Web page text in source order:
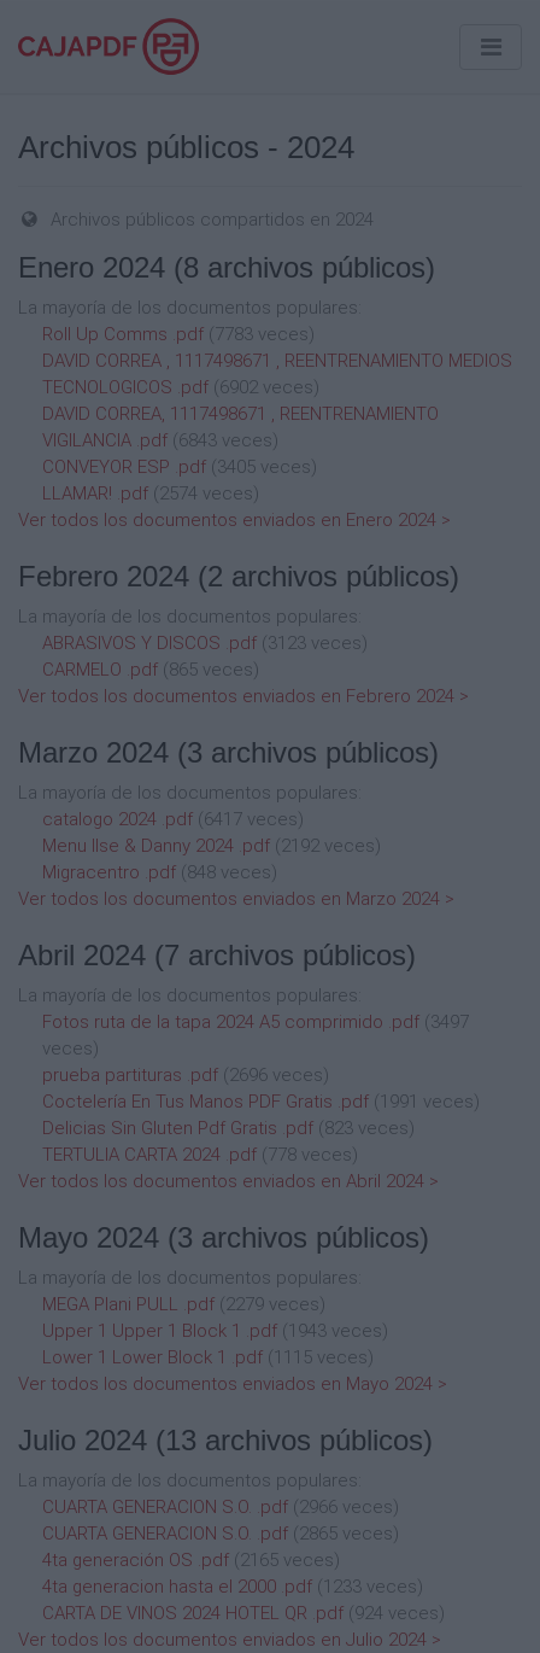
Archivos públicos - 2024
Archivos públicos compartidos en 2024
Enero 2024 (8 archivos públicos)
La mayoría de los documentos populares:
Roll Up Comms .pdf (7783 veces)
DAVID CORREA , 1117498671 , REENTRENAMIENTO MEDIOS
TECNOLOGICOS .pdf (6902 veces)
DAVID CORREA, 1117498671 , REENTRENAMIENTO
VIGILANCIA .pdf (6843 veces)
CONVEYOR ESP .pdf (3405 veces)
LLAMAR! .pdf (2574 veces)
Ver todos los documentos enviados en Enero 2024 >
Febrero 2024 (2 archivos públicos)
La mayoría de los documentos populares:
ABRASIVOS Y DISCOS .pdf (3123 veces)
CARMELO .pdf (865 veces)
Ver todos los documentos enviados en Febrero 2024 >
Marzo 2024 (3 archivos públicos)
La mayoría de los documentos populares:
catalogo 2024 .pdf (6417 veces)
Menu Ilse & Danny 2024 .pdf (2192 veces)
Migracentro .pdf (848 veces)
Ver todos los documentos enviados en Marzo 2024 >
Abril 2024 (7 archivos públicos)
La mayoría de los documentos populares:
Fotos ruta de la tapa 2024 A5 comprimido .pdf (3497
veces)
prueba partituras .pdf (2696 veces)
Coctelería En Tus Manos PDF Gratis .pdf (1991 veces)
Delicias Sin Gluten Pdf Gratis .pdf (823 veces)
TERTULIA CARTA 2024 .pdf (778 veces)
Ver todos los documentos enviados en Abril 2024 >
Mayo 2024 (3 archivos públicos)
La mayoría de los documentos populares:
MEGA Plani PULL .pdf (2279 veces)
Upper 1 Upper 1 Block 1 .pdf (1943 veces)
Lower 1 Lower Block 1 .pdf (1115 veces)
Ver todos los documentos enviados en Mayo 2024 >
Julio 2024 (13 archivos públicos)
La mayoría de los documentos populares:
CUARTA GENERACION S.O. .pdf (2966 veces)
CUARTA GENERACION S.O. .pdf (2865 veces)
4ta generación OS .pdf (2165 veces)
4ta generacion hasta el 2000 .pdf (1233 veces)
CARTA DE VINOS 2024 HOTEL QR .pdf (924 veces)
Ver todos los documentos enviados en Julio 2024 >